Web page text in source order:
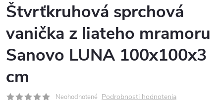
Štvrťkruhová sprchová
vanička z liateho mramoru
Sanovo LUNA 100x100x3
cm
Neohodnotené Podrobnosti hodnotenia